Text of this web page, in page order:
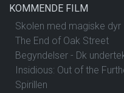
KOMMENDE FILM
Skolen med magiske dyr
The End of Oak Street
Begyndelser - Dk
Insidious: Out of the
Spirillen